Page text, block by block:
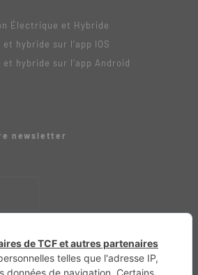
Électrique et Hybride
hybride sur l’app IOS
hybride sur l’app Android
newsletter